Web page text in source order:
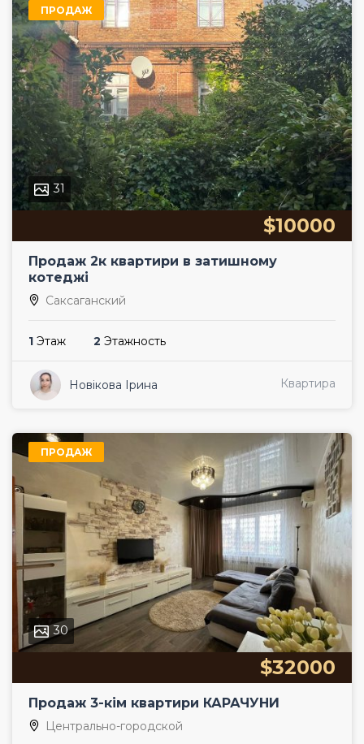
ПРОДАЖ
31
$10000
Продаж 2к квартири в затишному
котеджі
Саксаганский
1 Этаж 2 Этажность
Новікова Ірина Квартира
ПРОДАЖ
30
$32000
Продаж 3-кім квартири КАРАЧУНИ
Центрально-городской